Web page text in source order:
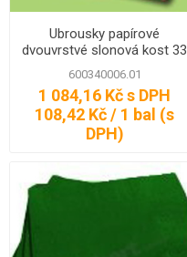
Ubrousky papírové
dvouvrstvé slonová kost 33
x 33 cm, 200 ks
600340006.01
1 084,16 Kč s DPH
108,42 Kč / 1 bal (s
DPH)